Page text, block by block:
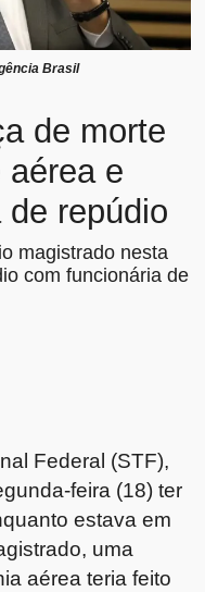
Brasil
de morte
aérea e
repúdio
magistrado nesta
com funcionária de
Federal (STF),
feira (18) ter
estava em
uma
aérea teria feito